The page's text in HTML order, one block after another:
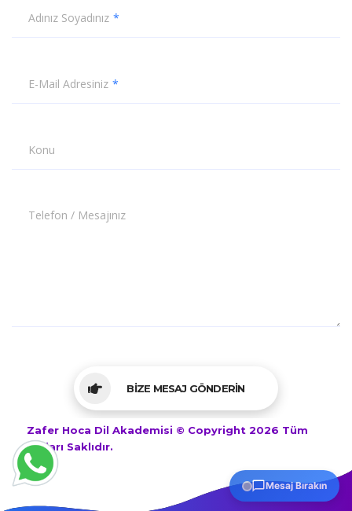
Adınız Soyadınız
E-Mail Adresiniz
Konu
Telefon / Mesajınız
BİZE MESAJ GÖNDERİN
Zafer Hoca Dil Akademisi © Copyright 2026 Tüm
Hakları Saklıdır.
Mesaj Bırakın